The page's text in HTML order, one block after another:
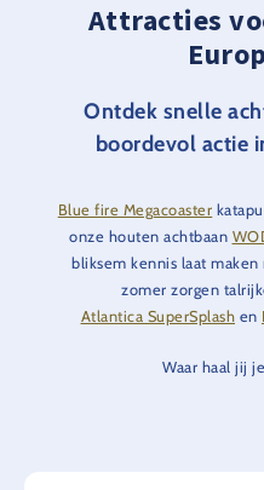
Attracties
Ontdek snelle
boordevol actie
Blue fire Megacoaster
onze houten achtbaan
bliksem kennis laat
zomer zorgen
Atlantica SuperSplash en
Waar haal jij